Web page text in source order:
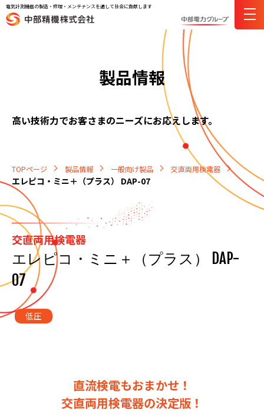
電気計測機器の製造・修理・メンテナンスを通して社会に貢献します
製品情報
高い技術力でお客さまのニーズにお応えします。
TOPページ 製品情報 一般向け製品 交直両用検電器
エレピコ・ミニ＋（プラス） DAP-07
交直両用検電器
エレピコ・ミニ＋（プラス） DAP-
07
低圧
直流検電もおまかせ！
交直両用検電器の決定版！